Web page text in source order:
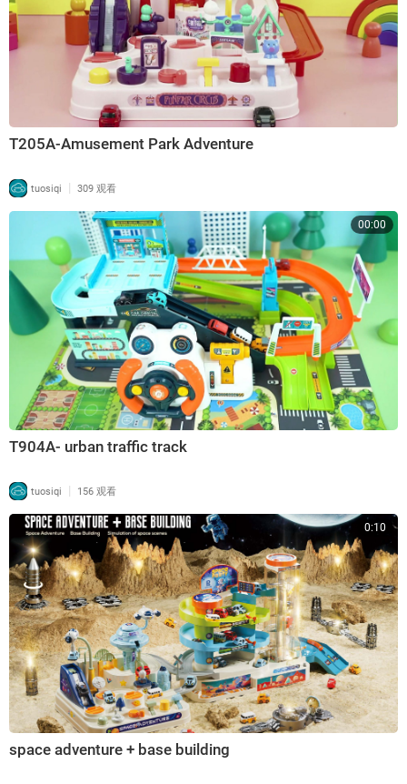
T205A-Amusement Park Adventure
tuosiqi | 309 观看
00:00
T904A- urban traffic track
tuosiqi | 156 观看
0:10
⁣space adventure + base building